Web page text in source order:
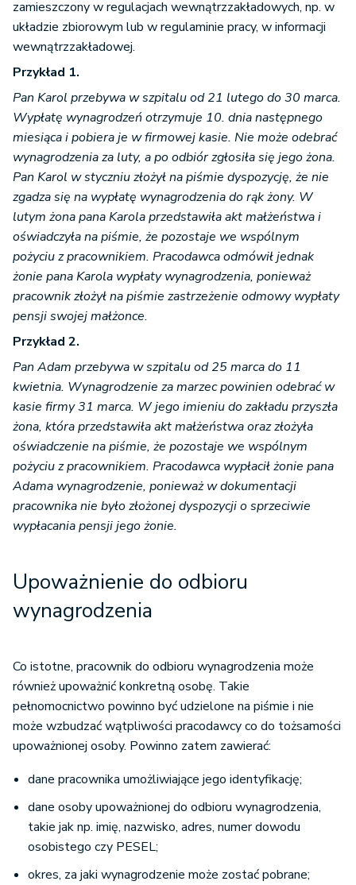
zamieszczony w regulacjach wewnątrzzakładowych, np. w
układzie zbiorowym lub w regulaminie pracy, w informacji
wewnątrzzakładowej.
Przykład 1.
Pan Karol przebywa w szpitalu od 21 lutego do 30 marca.
Wypłatę wynagrodzeń otrzymuje 10. dnia następnego
miesiąca i pobiera je w firmowej kasie. Nie może odebrać
wynagrodzenia za luty, a po odbiór zgłosiła się jego żona.
Pan Karol w styczniu złożył na piśmie dyspozycję, że nie
zgadza się na wypłatę wynagrodzenia do rąk żony. W
lutym żona pana Karola przedstawiła akt małżeństwa i
oświadczyła na piśmie, że pozostaje we wspólnym
pożyciu z pracownikiem. Pracodawca odmówił jednak
żonie pana Karola wypłaty wynagrodzenia, ponieważ
pracownik złożył na piśmie zastrzeżenie odmowy wypłaty
pensji swojej małżonce.
Przykład 2.
Pan Adam przebywa w szpitalu od 25 marca do 11
kwietnia. Wynagrodzenie za marzec powinien odebrać w
kasie firmy 31 marca. W jego imieniu do zakładu przyszła
żona, która przedstawiła akt małżeństwa oraz złożyła
oświadczenie na piśmie, że pozostaje we wspólnym
pożyciu z pracownikiem. Pracodawca wypłacił żonie pana
Adama wynagrodzenie, ponieważ w dokumentacji
pracownika nie było złożonej dyspozycji o sprzeciwie
wypłacania pensji jego żonie.
Upoważnienie do odbioru
wynagrodzenia
Co istotne, pracownik do odbioru wynagrodzenia może
również upoważnić konkretną osobę. Takie
pełnomocnictwo powinno być udzielone na piśmie i nie
może wzbudzać wątpliwości pracodawcy co do tożsamości
upoważnionej osoby. Powinno zatem zawierać:
dane pracownika umożliwiające jego identyfikację;
dane osoby upoważnionej do odbioru wynagrodzenia,
takie jak np. imię, nazwisko, adres, numer dowodu
osobistego czy PESEL;
okres, za jaki wynagrodzenie może zostać pobrane;